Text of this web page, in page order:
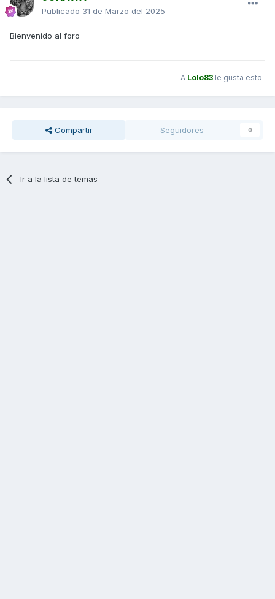
Publicado 31 de Marzo del 2025
Bienvenido al foro
A Lolo83 le gusta esto
Compartir Seguidores 0
Ir a la lista de temas